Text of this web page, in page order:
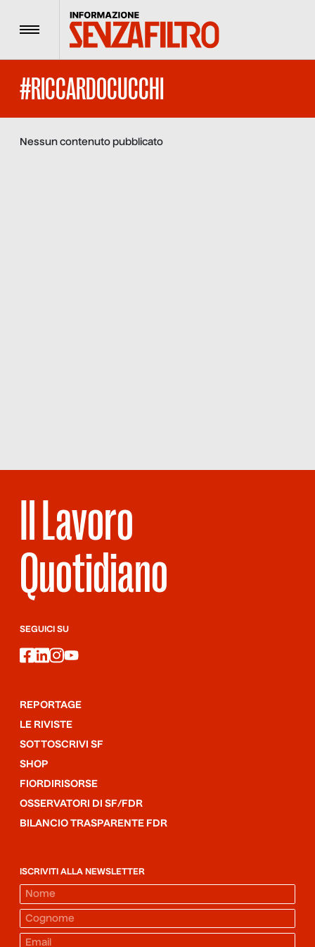
Menu
#RICCARDOCUCCHI
Nessun contenuto pubblicato
Il Lavoro
Quotidiano
SEGUICI SU
facebook
linkedin
instagram
youtube
REPORTAGE
LE RIVISTE
SOTTOSCRIVI SF
SHOP
FIORDIRISORSE
OSSERVATORI DI SF/FDR
BILANCIO TRASPARENTE FDR
ISCRIVITI ALLA NEWSLETTER